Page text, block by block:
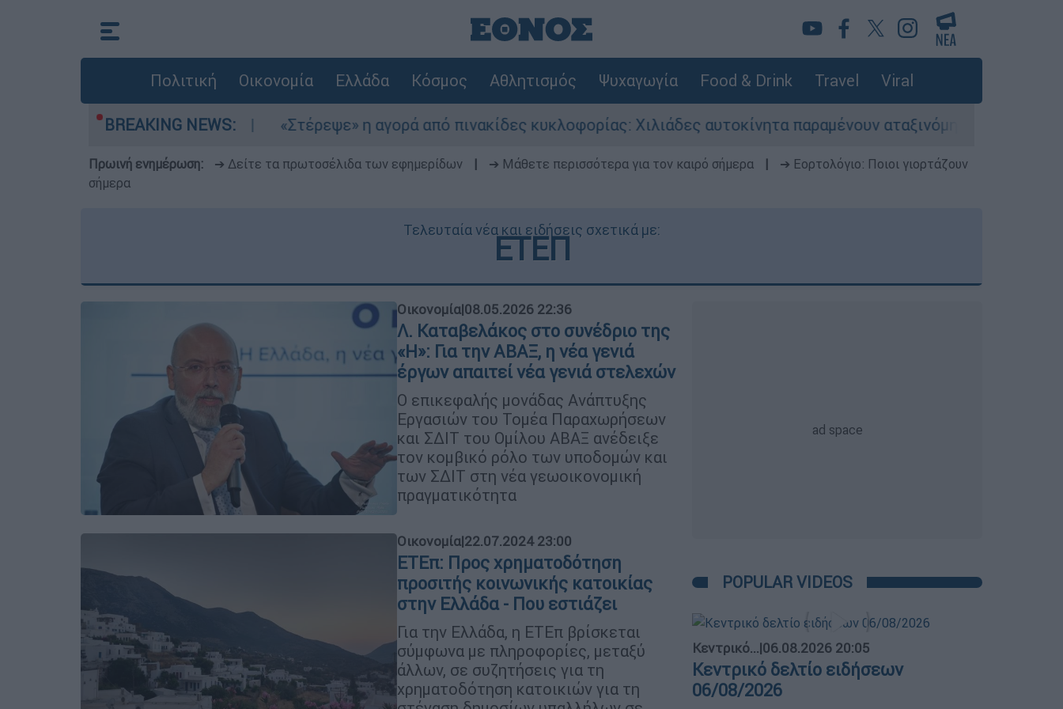
Πολιτική Οικονομία Ελλάδα Κόσμος Αθλητισμός Ψυχαγωγία Food & Drink Travel Viral
BREAKING NEWS:
στο Αιγαίο «Στέρεψε» η αγορά από πινακίδες κυκλοφορίας: Χιλιάδες αυτοκίνητα παραμένουν αταξινόμητα - Λύση αναζητά το
Πρωινή ενημέρωση: ➔ Δείτε τα πρωτοσέλιδα των εφημερίδων ➔ Μάθετε περισσότερα για τον καιρό σήμερα
➔ Εορτολόγιο: Ποιοι γιορτάζουν
σήμερα
Τελευταία νέα και ειδήσεις σχετικά με:
ΕΤΕΠ
Οικονομία|08.05.2026 22:36
Λ. Καταβελάκος στο συνέδριο της
«Η»: Για την ΑΒΑΞ, η νέα γενιά
έργων απαιτεί νέα γενιά στελεχών
Ο επικεφαλής μονάδας Ανάπτυξης
Εργασιών του Τομέα Παραχωρήσεων
και ΣΔΙΤ του Ομίλου ΑΒΑΞ ανέδειξε
τον κομβικό ρόλο των υποδομών και
των ΣΔΙΤ στη νέα γεωοικονομική
πραγματικότητα
Οικονομία|22.07.2024 23:00
ΕΤΕπ: Προς χρηματοδότηση
προσιτής κοινωνικής κατοικίας
στην Ελλάδα - Που εστιάζει
Για την Ελλάδα, η ΕΤΕπ βρίσκεται
σύμφωνα με πληροφορίες, μεταξύ
άλλων, σε συζητήσεις για τη
χρηματοδότηση κατοικιών για τη
POPULAR VIDEOS
Κεντρικό...|06.08.2026 20:05
Κεντρικό δελτίο ειδήσεων
06/08/2026